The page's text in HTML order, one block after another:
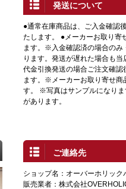
発送について
●通常在庫商品は、ご入金確認
たします。 ●メーカーお取り寄
ます。※入金確認済の場合の
ります。発送が遅れた場合も
代金引換発送の場合ご注文確
ます。※メーカーお取り寄せ商
す。 ※写真はサンプルになり
があります。
ご連絡先
ショップ名：オーバーホリック
販売業者：株式会社